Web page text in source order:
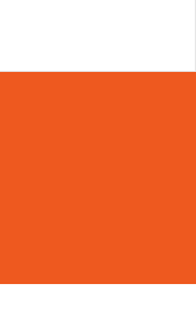
NAVEGACIÓN